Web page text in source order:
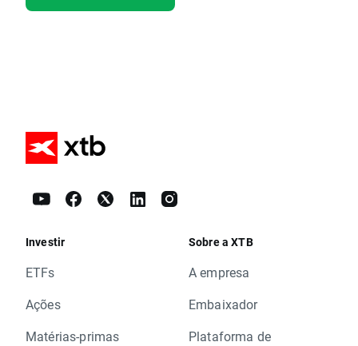
Investir
ETFs
Ações
Matérias-primas
Sobre a XTB
A empresa
Embaixador
Plataforma de